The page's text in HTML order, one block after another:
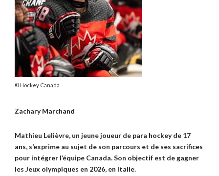
Hockey Canada
Zachary Marchand
Mathieu Lelièvre, un jeune joueur de para hockey de 17
ans, s’exprime au sujet de son parcours et de ses sacrifices
pour intégrer l’équipe Canada. Son objectif est de gagner
les Jeux olympiques en 2026, en Italie.